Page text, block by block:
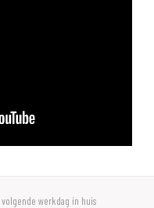
werkdag in huis